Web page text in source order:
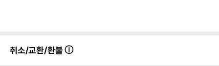
취소/교환/환불